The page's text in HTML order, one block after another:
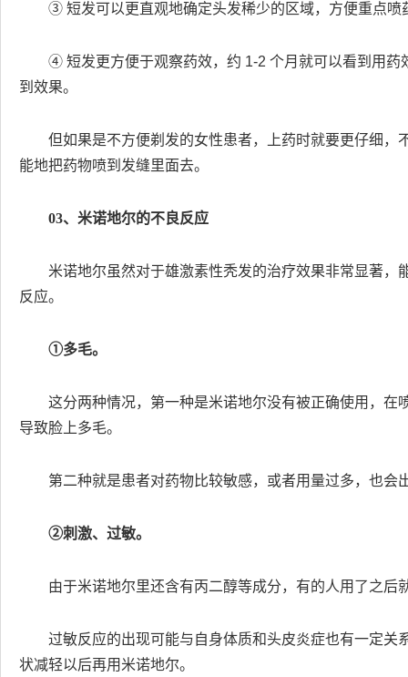
③ 短发可以更直观地确定头发稀少的区域，方便重点喷
④ 短发更方便于观察药效，约 1-2 个月就可以看到用
到效果。
但如果是不方便剃发的女性患者，上药时就要更仔细
能地把药物喷到发缝里面去。
03、米诺地尔的不良反应
米诺地尔虽然对于雄激素性秃发的治疗效果非常显著
反应。
①多毛。
这分两种情况，第一种是米诺地尔没有被正确使用，
导致脸上多毛。
第二种就是患者对药物比较敏感，或者用量过多，也会
②刺激、过敏。
由于米诺地尔里还含有丙二醇等成分，有的人用了之
过敏反应的出现可能与自身体质和头皮炎症也有一定
状减轻以后再用米诺地尔。